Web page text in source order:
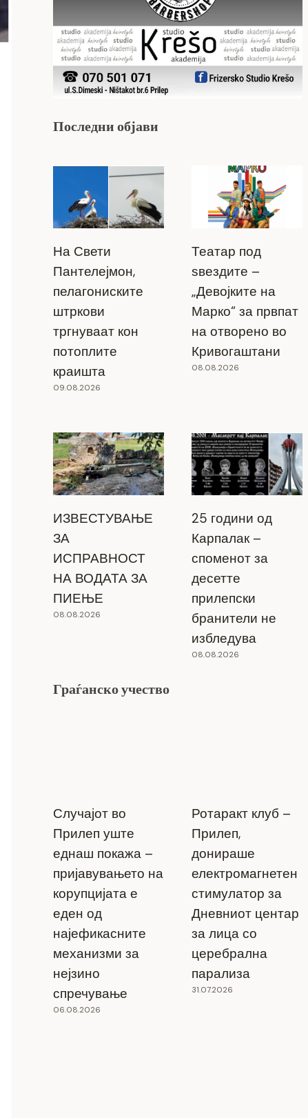
Последни објави
На Свети
Пантелејмон,
пелагониските
штркови
тргнуваат кон
потоплите
краишта
09.08.2026
Театар под
ѕвездите –
„Девојките на
Марко“ за првпат
на отворено во
Кривогаштани
08.08.2026
ИЗВЕСТУВАЊЕ
ЗА
ИСПРАВНОСТ
НА ВОДАТА ЗА
ПИЕЊЕ
08.08.2026
25 години од
Карпалак –
споменот за
десетте
прилепски
бранители не
избледува
08.08.2026
Граѓанско учество
Случајот во
Прилеп уште
еднаш покажа –
пријавувањето на
корупцијата е
еден од
најефикасните
механизми за
нејзино
спречување
06.08.2026
Ротаракт клуб –
Прилеп,
донираше
електромагнетен
стимулатор за
Дневниот центар
за лица со
церебрална
парализа
31.07.2026